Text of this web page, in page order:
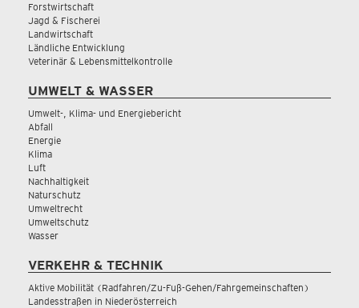
Forstwirtschaft
Jagd & Fischerei
Landwirtschaft
Ländliche Entwicklung
Veterinär & Lebensmittelkontrolle
UMWELT & WASSER
Umwelt-, Klima- und Energiebericht
Abfall
Energie
Klima
Luft
Nachhaltigkeit
Naturschutz
Umweltrecht
Umweltschutz
Wasser
VERKEHR & TECHNIK
Aktive Mobilität (Radfahren/Zu-Fuß-Gehen/Fahrgemeinschaften)
Landesstraßen in Niederösterreich